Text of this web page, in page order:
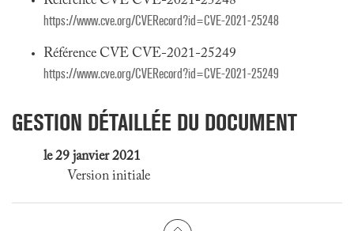
https://www.cve.org/CVERecord?id=CVE-2021-25248
Référence CVE CVE-2021-25249
https://www.cve.org/CVERecord?id=CVE-2021-25249
GESTION DÉTAILLÉE DU DOCUMENT
le 29 janvier 2021
Version initiale